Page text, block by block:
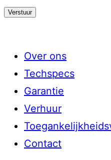
Over ons
Techspecs
Garantie
Verhuur
Contact